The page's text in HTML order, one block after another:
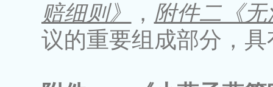
赔细则》
， 附件二《
议的重要组成部分，